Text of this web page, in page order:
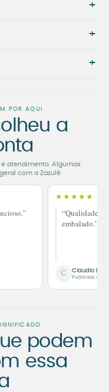
+
+
+
POR AQUI
a
atendimento. Algumas
com a Zazulê.
★★★★★
“Qualidade
embalado.”
C Claudio
Publicado no
podem
essa